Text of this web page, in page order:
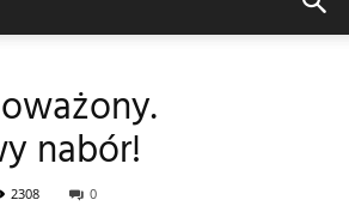
ekologiczna
nabór!
2308 0